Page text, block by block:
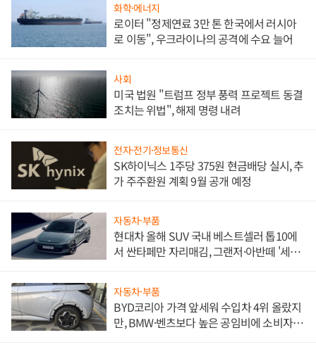
화학·에너지
로이터 "정제연료 3만 톤 한국에서 러시아
로 이동", 우크라이나의 공격에 수요 늘어
사회
미국 법원 "트럼프 정부 풍력 프로젝트 동결
조치는 위법", 해제 명령 내려
전자·전기·정보통신
SK하이닉스 1주당 375원 현금배당 실시, 추
가 주주환원 계획 9월 공개 예정
자동차·부품
현대차 올해 SUV 국내 베스트셀러 톱10에
서 싼타페만 자리매김, 그랜저·아반떼 '세단
자동차·부품
BYD코리아 가격 앞세워 수입차 4위 올랐지
만, BMW·벤츠보다 높은 공임비에 소비자